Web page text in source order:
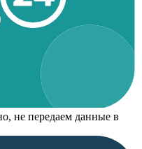
не передаем данные в